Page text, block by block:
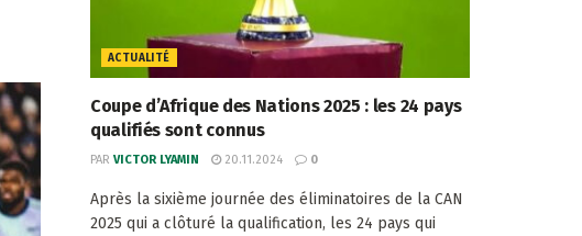
ACTUALITÉ
Coupe d’Afrique des Nations 2025 : les 24 pays
qualifiés sont connus
PAR VICTOR LYAMIN 20.11.2024 0
Après la sixième journée des éliminatoires de la CAN
2025 qui a clôturé la qualification, les 24 pays qui